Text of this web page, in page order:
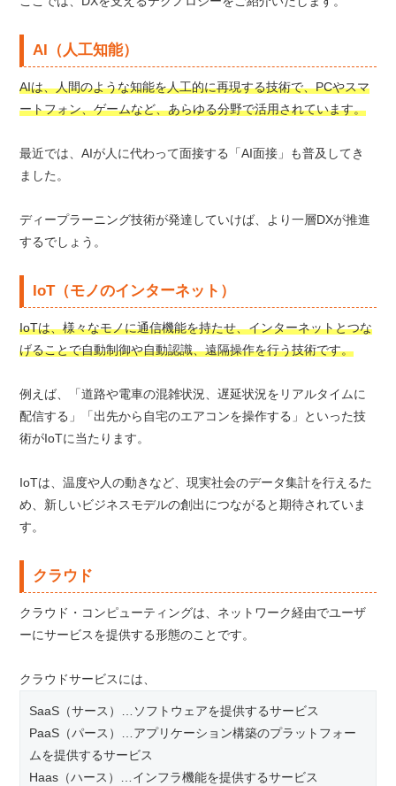
AI（人工知能）
AIは、人間のような知能を人工的に再現する技術で、PCやスマ
ートフォン、ゲームなど、あらゆる分野で活用されています。
最近では、AIが人に代わって面接する「AI面接」も普及してき
ました。
ディープラーニング技術が発達していけば、より一層DXが推進
するでしょう。
IoT（モノのインターネット）
IoTは、様々なモノに通信機能を持たせ、インターネットとつな
げることで自動制御や自動認識、遠隔操作を行う技術です。
例えば、「道路や電車の混雑状況、遅延状況をリアルタイムに
配信する」「出先から自宅のエアコンを操作する」といった技
術がIoTに当たります。
IoTは、温度や人の動きなど、現実社会のデータ集計を行えるた
め、新しいビジネスモデルの創出につながると期待されていま
す。
クラウド
クラウド・コンピューティングは、ネットワーク経由でユーザ
ーにサービスを提供する形態のことです。
クラウドサービスには、
SaaS（サース）…ソフトウェアを提供するサービス
PaaS（パース）…アプリケーション構築のプラットフォー
ムを提供するサービス
Haas（ハース）…インフラ機能を提供するサービス